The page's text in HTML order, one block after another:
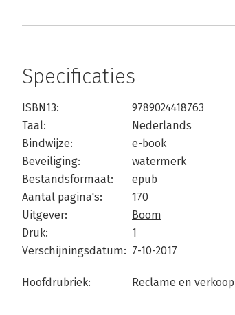
Specificaties
ISBN13:
9789024418763
Taal:
Nederlands
Bindwijze:
e-book
Beveiliging:
watermerk
Bestandsformaat:
epub
Aantal pagina's:
170
Uitgever:
Boom
Druk:
1
Verschijningsdatum: 7-10-2017
Hoofdrubriek: Reclame en verkoop